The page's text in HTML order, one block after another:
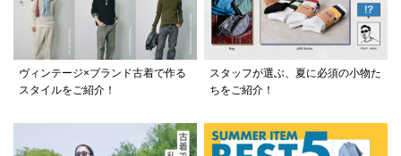
ヴィンテージ×ブランド古着で作る
スタイルをご紹介！
スタッフが選ぶ、夏に必須の小物た
ちをご紹介！